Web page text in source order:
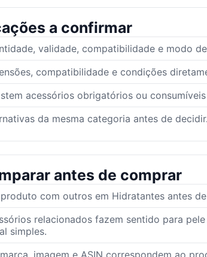
a confirmar
validade, compatibilidade e modo
compatibilidade e condições
acessórios obrigatórios ou
da mesma categoria antes de decidir.
antes de comprar
com outros em Hidratantes antes
relacionados fazem sentido para
simples.
imagem e ASIN correspondem ao